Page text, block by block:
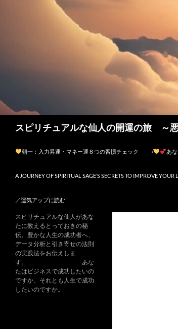
スピリチュアルな仙人の開運の旅 ～
朝一：入力昇運・マネー運８つの習慣チェック
/ あ
A JOURNEY OF SPIRITUAL SAGE’S SECRETS TO IMPROVE
／運気アップに読む
スピリチュアルな仙人があな
たに教えるとっておきの秘
伝、豊かな人生の成功者へ、
データ分析と引き寄せの法則
の実践法をお伝えしま
す。 あな
たはビジネスで成功したいの
ですか、それとも人生で成功
したいのですか。